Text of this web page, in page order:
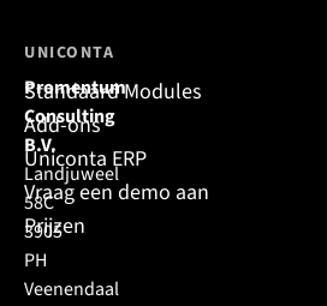
Promentum
Consulting
B.V.
Landjuweel
58C
3905
PH
Veenendaal
UNICONTA
Standaard Modules
Add-ons
Uniconta ERP
Vraag een demo aan
Prijzen